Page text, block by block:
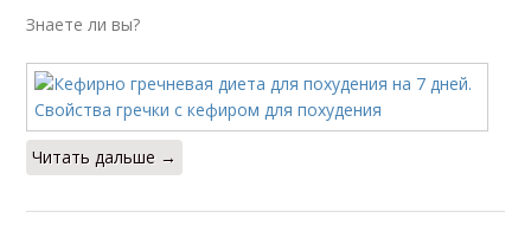
Знаете ли вы?
Читать дальше →